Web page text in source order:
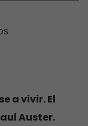
a vivir. El
Auster.